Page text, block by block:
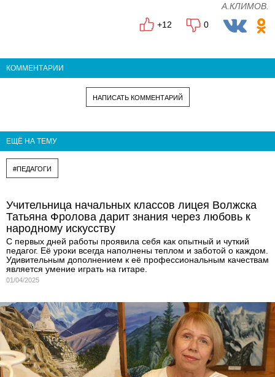
А.КЛИМОВ.
+12
0
КОММЕНТАРИИ
НАПИСАТЬ КОММЕНТАРИЙ
ЕЩЁ НА ТЕМУ
#ПЕДАГОГИ
Учительница начальных классов лицея Волжска
Татьяна Фролова дарит знания через любовь к
народному искусству
С первых дней работы проявила себя как опытный и чуткий
педагог. Её уроки всегда наполнены теплом и заботой о каждом.
Удивительным дополнением к её профессиональным качествам
является умение играть на гитаре.
01/04/2025